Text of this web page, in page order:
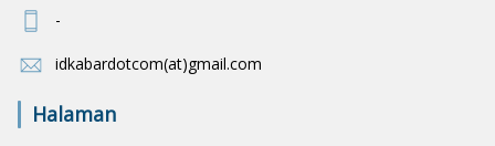
-
idkabardotcom(at)gmail.com
Halaman